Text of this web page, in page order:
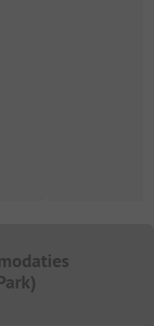
)